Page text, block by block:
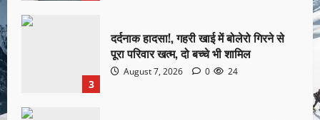
3
दर्दनाक हादसा!, गहरी खाई में बोलेरो गिरने से
पूरा परिवार खत्म, दो बच्चे भी शामिल
August 7, 2026 0 24